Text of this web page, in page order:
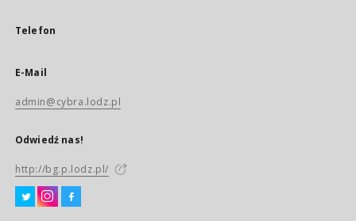
Telefon
E-Mail
admin@cybra.lodz.pl
Odwiedź nas!
http://bg.p.lodz.pl/